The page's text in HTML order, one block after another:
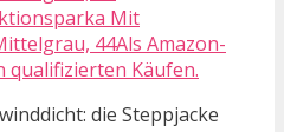
Mit
44Als Amazon-
qualifizierten Käufen.
die Steppjacke